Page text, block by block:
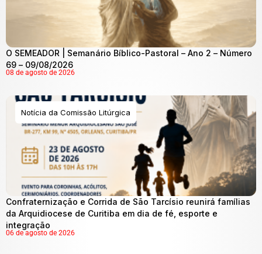
O SEMEADOR | Semanário Bíblico-Pastoral – Ano 2 – Número
69 – 09/08/2026
08 de agosto de 2026
Notícia da Comissão Litúrgica
Confraternização e Corrida de São Tarcísio reunirá famílias
da Arquidiocese de Curitiba em dia de fé, esporte e
integração
06 de agosto de 2026